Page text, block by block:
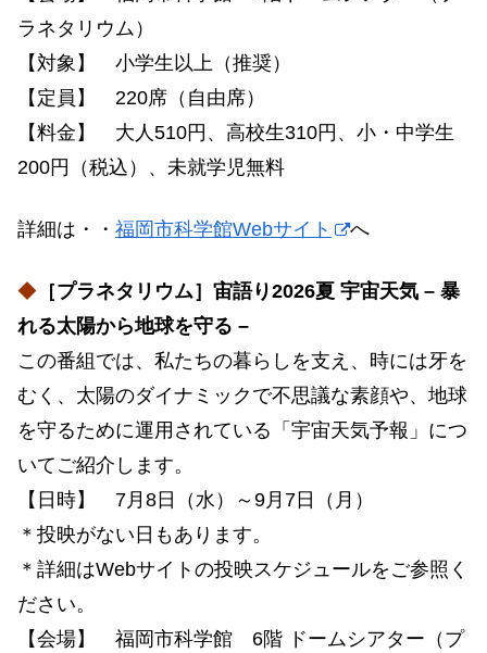
ラネタリウム）
【対象】 小学生以上（推奨）
【定員】 220席（自由席）
【料金】 大人510円、高校生310円、小・中学生
200円（税込）、未就学児無料
詳細は・・ 福岡市科学館Webサイト へ
◆ ［プラネタリウム］宙語り2026夏 宇宙天気 – 暴
れる太陽から地球を守る –
この番組では、私たちの暮らしを支え、時には牙を
むく、太陽のダイナミックで不思議な素顔や、地球
を守るために運用されている「宇宙天気予報」につ
いてご紹介します。
【日時】 7月8日（水）～9月7日（月）
＊投映がない日もあります。
＊詳細はWebサイトの投映スケジュールをご参照く
ださい。
【会場】 福岡市科学館 6階 ドームシアター（プ